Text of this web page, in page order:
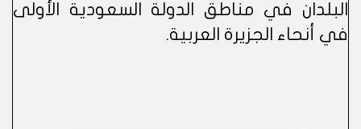
البلدان في مناطق الدولة السعودية الأولى
في أنحاء الجزيرة العربية.